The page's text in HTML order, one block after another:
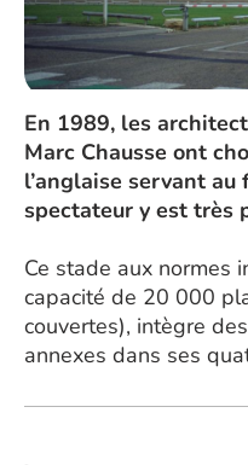
En 1989, les
Marc Chausse ont
l’anglaise servant
spectateur y est très
Ce stade aux normes
capacité de 20 000
couvertes), intègre
annexes dans ses